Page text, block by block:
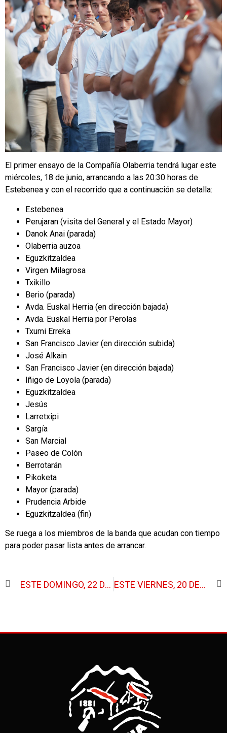
El primer ensayo de la Compañía Olaberria tendrá lugar este
miércoles, 18 de junio, arrancando a las 20:30 horas de
Estebenea y con el recorrido que a continuación se detalla:
Estebenea
Perujaran (visita del General y el Estado Mayor)
Danok Anai (parada)
Olaberria auzoa
Eguzkitzaldea
Virgen Milagrosa
Txikillo
Berio (parada)
Avda. Euskal Herria (en dirección bajada)
Avda. Euskal Herria por Perolas
Txumi Erreka
San Francisco Javier (en dirección subida)
José Alkain
San Francisco Javier (en dirección bajada)
Iñigo de Loyola (parada)
Eguzkitzaldea
Jesús
Larretxipi
Sargía
San Marcial
Paseo de Colón
Berrotarán
Pikoketa
Mayor (parada)
Prudencia Arbide
Eguzkitzaldea (fin)
Se ruega a los miembros de la banda que acudan con tiempo
para poder pasar lista antes de arrancar.
ESTE DOMINGO, 22 DE JUNIO, TENDRÁ LUGAR EL XVIII CONCURSO DE DIBUJO Y PINTURA ESTE VIERNES, 20 DE JUNIO, SEGUNDO ENSAYO